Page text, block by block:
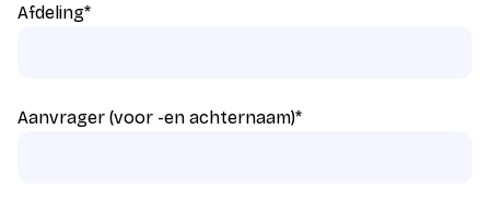
Afdeling*
Aanvrager (voor -en achternaam)*